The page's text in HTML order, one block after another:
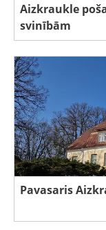
Aizkraukle
svinībām
Pavasaris